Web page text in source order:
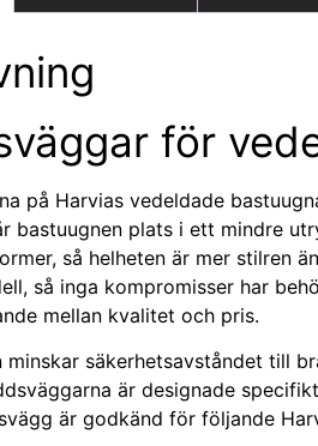
för
på Harvias vedeldade
bastuugnen plats i ett mindre
så helheten är mer stilren
så inga kompromisser har
mellan kvalitet och pris.
minskar säkerhetsavståndet till
är designade
är godkänd för följande